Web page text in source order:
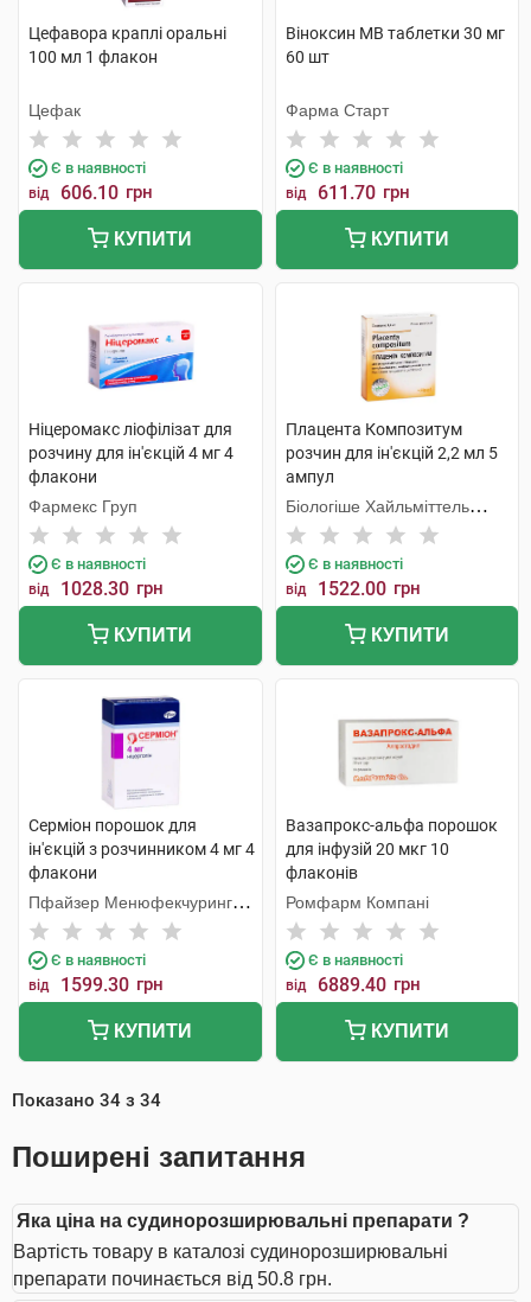
Цефавора краплі оральні
100 мл 1 флакон
Цефак
Є в наявності
від 606.10 грн
КУПИТИ
Віноксин МВ таблетки 30 мг
60 шт
Фарма Старт
Є в наявності
від 611.70 грн
КУПИТИ
Ніцеромакс ліофілізат для
розчину для ін'єкцій 4 мг 4
флакони
Фармекс Груп
Є в наявності
від 1028.30 грн
КУПИТИ
Плацента Композитум
розчин для ін'єкцій 2,2 мл 5
ампул
Біологіше Хайльміттель
Хеель
Є в наявності
від 1522.00 грн
КУПИТИ
Серміон порошок для
ін'єкцій з розчинником 4 мг 4
флакони
Пфайзер Менюфекчуринг
Бельгія
Є в наявності
від 1599.30 грн
КУПИТИ
Вазапрокс-альфа порошок
для інфузій 20 мкг 10
флаконів
Ромфарм Компані
Є в наявності
від 6889.40 грн
КУПИТИ
Показано 34 з 34
Поширені запитання
Яка ціна на судинорозширювальні препарати ?
Вартість товару в каталозі судинорозширювальні
препарати починається від 50.8 грн.